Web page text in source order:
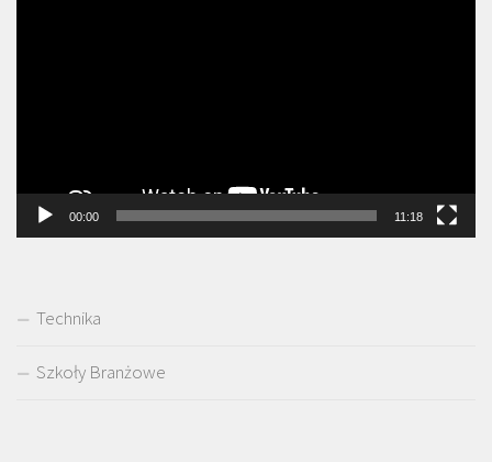
00:00 11:18
Technika
Szkoły Branżowe